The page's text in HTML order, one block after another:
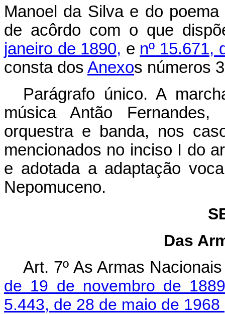
Manoel da Silva e do
de acôrdo com o que
janeiro de 1890, e nº 15.671,
consta dos Anexos números
Parágrafo único. A
música Antão
orquestra e banda, nos
mencionados no inciso I do
e adotada a adaptação
Nepomuceno.
Das
Art. 7º As Armas
de 19 de novembro de
5.443, de 28 de maio de 1968